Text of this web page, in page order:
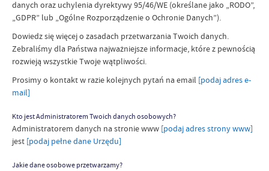
danych oraz uchylenia dyrektywy 95/46/WE (określane jako „RODO”,
„GDPR” lub „Ogólne Rozporządzenie o Ochronie Danych”).
Dowiedz się więcej o zasadach przetwarzania Twoich danych.
Zebraliśmy dla Państwa najważniejsze informacje, które z pewnością
rozwieją wszystkie Twoje wątpliwości.
Prosimy o kontakt w razie kolejnych pytań na email [podaj adres e-
mail]
Kto jest Administratorem Twoich danych osobowych?
Administratorem danych na stronie www [podaj adres strony www]
jest [podaj pełne dane Urzędu]
Jakie dane osobowe przetwarzamy?